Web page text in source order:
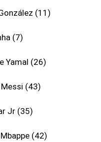
11
7
Yamal 26
43
Jr 35
42